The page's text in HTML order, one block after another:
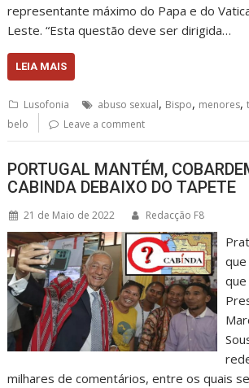
representante máximo do Papa e do
Leste. “Esta questão deve ser dirigida…
LEIA MAIS
Lusofonia abuso sexual, Bispo, menores,
belo
Leave a comment
PORTUGAL MANTÉM,
CABINDA DEBAIXO DO TAPETE
21 de Maio de 2022 Redacção F8
milhares de comentários, entre os quais